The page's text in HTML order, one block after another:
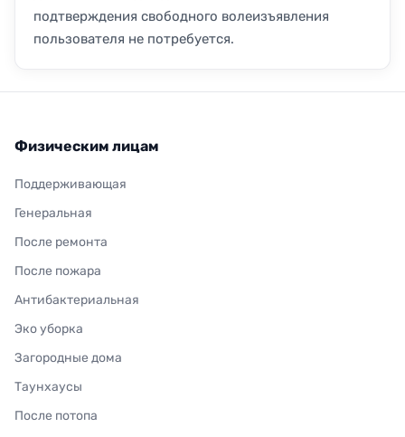
подтверждения свободного волеизъявления
пользователя не потребуется.
Физическим лицам
Поддерживающая
Генеральная
После ремонта
После пожара
Антибактериальная
Эко уборка
Загородные дома
Таунхаусы
После потопа